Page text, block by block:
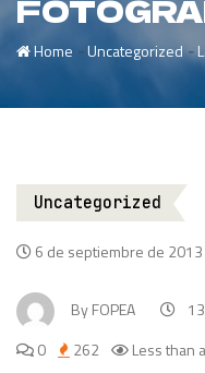
Home -Uncategorized-
Uncategorized
6 de septiembre de 2013
ByFOPEA
0
262 Less than